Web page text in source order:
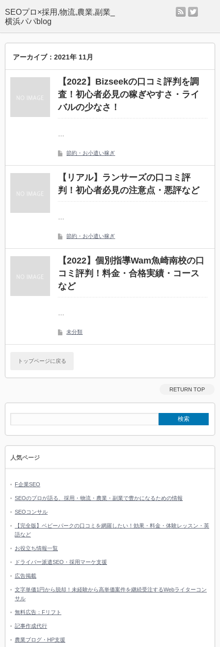
SEOプロ×採用,物流,農業,副業_
横浜パパblog
rss
アーカイブ：2021年 11月
【2022】Bizseekの口コミ評判を調
査！初心者必見の稼ぎやすさ・ライ
バルの少なさ！
…
節約・お小遣い稼ぎ
【リアル】ランサーズの口コミ評
判！初心者必見の注意点・悪評など
…
節約・お小遣い稼ぎ
【2022】個別指導Wam魚崎南校の口
コミ評判！料金・合格実績・コース
など
…
未分類
トップページに戻る
RETURN TOP
人気ページ
F企業SEO
SEOのプロが語る、採用・物流・農業・副業で豊かになるための情報
SEOコンサル
【完全版】ベビーパークの口コミを網羅したい！効果・料金・体験レッスン・英
語など
お役立ち情報一覧
ドライバー派遣SEO・採用マーケ支援
広告掲載
文字単価1円から脱却！未経験から高単価案件を継続受注するWebライターコン
サル
無料広告：Fリフト
記事作成代行
農業ブログ・HP支援